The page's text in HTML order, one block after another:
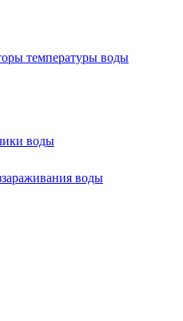
температуры воды
воды
воды